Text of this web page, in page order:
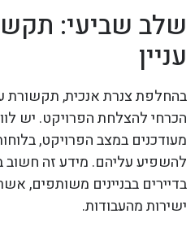
שלב שביעי:
עניין
בהחלפת צנרת אנכית, תקשורת
הכרחי להצלחת הפרויקט. יש
מעודכנים במצב הפרויקט,
להשפיע עליהם. מידע זה חשוב
בדיירים בבניינים משותפים,
ישירות מהעבודות.